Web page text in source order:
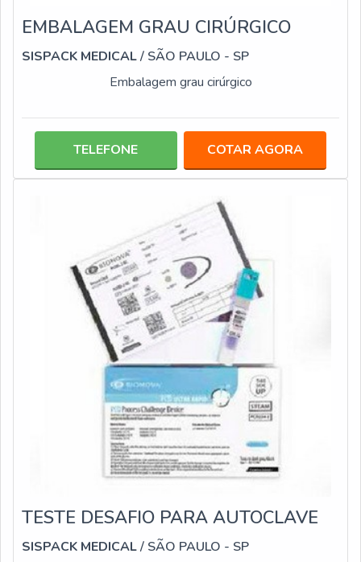
EMBALAGEM GRAU CIRÚRGICO
SISPACK MEDICAL/ SÃO PAULO - SP
Embalagem grau cirúrgico
TELEFONE COTAR AGORA
TESTE DESAFIO PARA AUTOCLAVE
SISPACK MEDICAL/ SÃO PAULO - SP